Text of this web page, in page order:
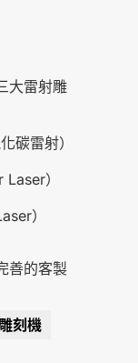
大雷射雕
碳雷射）
）
）
善的客製
刻機